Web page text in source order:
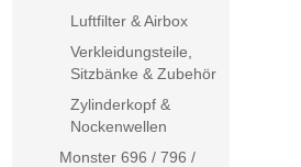
Luftfilter & Airbox
Verkleidungsteile,
Sitzbänke & Zubehör
Zylinderkopf &
Nockenwellen
Monster 696 / 796 /